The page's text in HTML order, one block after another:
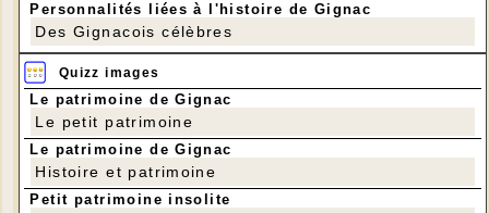
Personnalités liées à l'histoire de Gignac
Des Gignacois célèbres
Quizz images
Le patrimoine de Gignac
Le petit patrimoine
Le patrimoine de Gignac
Histoire et patrimoine
Petit patrimoine insolite